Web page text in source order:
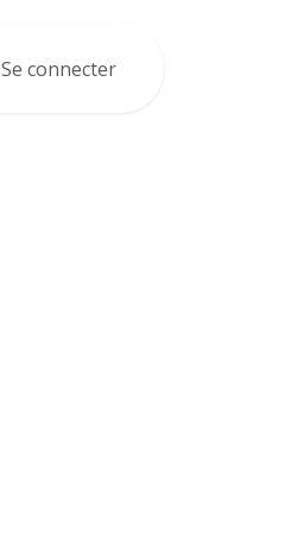
Cours
Se connecter